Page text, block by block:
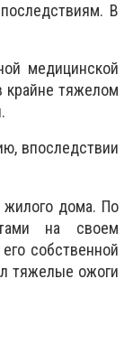
В
медицинской
крайне тяжелом
впоследствии
жилого дома. По
на своем
собственной
тяжелые ожоги